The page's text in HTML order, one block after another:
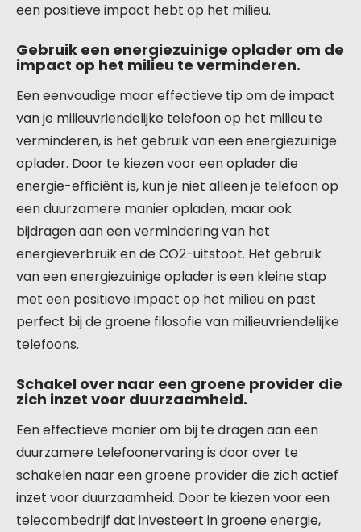
een positieve impact hebt op het milieu.
Gebruik een energiezuinige oplader om de
impact op het milieu te verminderen.
Een eenvoudige maar effectieve tip om de impact
van je milieuvriendelijke telefoon op het milieu te
verminderen, is het gebruik van een energiezuinige
oplader. Door te kiezen voor een oplader die
energie-efficiënt is, kun je niet alleen je telefoon op
een duurzamere manier opladen, maar ook
bijdragen aan een vermindering van het
energieverbruik en de CO2-uitstoot. Het gebruik
van een energiezuinige oplader is een kleine stap
met een positieve impact op het milieu en past
perfect bij de groene filosofie van milieuvriendelijke
telefoons.
Schakel over naar een groene provider die
zich inzet voor duurzaamheid.
Een effectieve manier om bij te dragen aan een
duurzamere telefoonervaring is door over te
schakelen naar een groene provider die zich actief
inzet voor duurzaamheid. Door te kiezen voor een
telecombedrijf dat investeert in groene energie,